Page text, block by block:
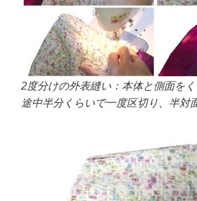
2度分けの外表縫い：本体と側面をく
途中半分くらいで一度区切り、半対